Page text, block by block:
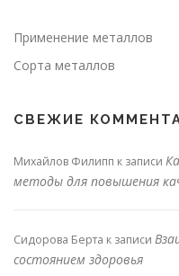
Применение металлов
Сорта металлов
СВЕЖИЕ
Михайлов Филипп к записи
методы для повышения
Сидорова Берта к записи
состоянием здоровья